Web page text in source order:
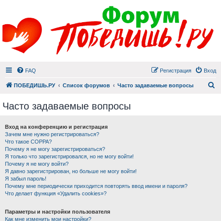
FAQ Вход
Регистрация
ПОБЕДИШЬ.РУ Список форумов Часто задаваемые вопросы
Часто задаваемые вопросы
Вход на конференцию и регистрация
Зачем мне нужно регистрироваться?
Что такое COPPA?
Почему я не могу зарегистрироваться?
Я только что зарегистрировался, но не могу войти!
Почему я не могу войти?
Я давно зарегистрирован, но больше не могу войти!
Я забыл пароль!
Почему мне периодически приходится повторять ввод имени и пароля?
Что делает функция «Удалить cookies»?
Параметры и настройки пользователя
Как мне изменить мои настройки?